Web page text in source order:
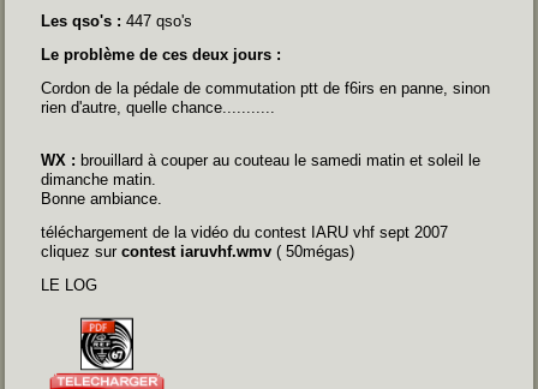
Les qso's :447 qso's
Le problème de ces deux jours :
Cordon de la pédale de commutation ptt de f6irs en panne, sinon
rien d'autre, quelle chance...........
WX : brouillard à couper au couteau le samedi matin et soleil le
dimanche matin.
Bonne ambiance.
téléchargement de la vidéo du contest IARU vhf sept 2007
cliquez sur contest iaruvhf.wmv ( 50mégas)
LE LOG